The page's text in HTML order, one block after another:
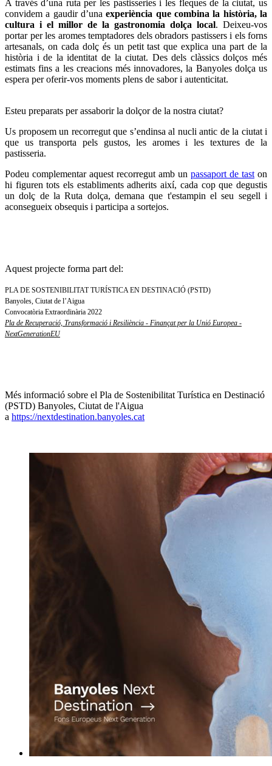
A través d’una ruta per les pastisseries i les fleques de la ciutat, us
convidem a gaudir d’unaexperiència que combina la història, la
cultura i el millor de la gastronomia dolça local. Deixeu-vos
portar per les aromes temptadores dels obradors pastissers i els forns
artesanals, on cada dolç és un petit tast que explica una part de la
història i de la identitat de la ciutat. Des dels clàssics dolços més
estimats fins a les creacions més innovadores, la Banyoles dolça us
espera per oferir-vos moments plens de sabor i autenticitat.
Esteu preparats per assaborir la dolçor de la nostra ciutat?
Us proposem un recorregut que s’endinsa al nucli antic de la ciutat i
que us transporta pels gustos, les aromes i les textures de la
pastisseria.
Podeu complementar aquest recorregut amb un passaport de taston
hi figuren tots els establiments adherits així, cada cop que degustis
un dolç de la Ruta dolça, demana que t'estampin el seu segell i
aconsegueix obsequis i participa a sortejos.
Aquest projecte forma part del:
PLA DE SOSTENIBILITAT TURÍSTICA EN DESTINACIÓ (PSTD)
Banyoles, Ciutat de l’Aigua
Convocatòria Extraordinària 2022
Pla de Recuperació, Transformació i Resiliència - Finançat per la Unió Europea -
NextGenerationEU
Més informació sobre el Pla de Sostenibilitat Turística en Destinació
(PSTD) Banyoles, Ciutat de l'Aigua
a https://nextdestination.banyoles.cat